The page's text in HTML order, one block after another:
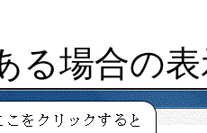
る場合の